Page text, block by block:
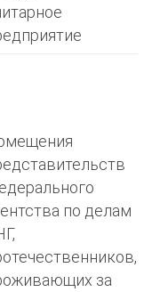
по делам
за